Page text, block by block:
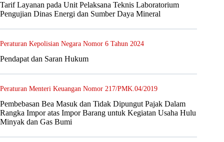
Tarif Layanan pada Unit Pelaksana Teknis Laboratorium
Pengujian Dinas Energi dan Sumber Daya Mineral
Peraturan Kepolisian Negara Nomor 6 Tahun 2024
Pendapat dan Saran Hukum
Peraturan Menteri Keuangan Nomor 217/PMK.04/2019
Pembebasan Bea Masuk dan Tidak Dipungut Pajak Dalam
Rangka Impor atas Impor Barang untuk Kegiatan Usaha Hulu
Minyak dan Gas Bumi